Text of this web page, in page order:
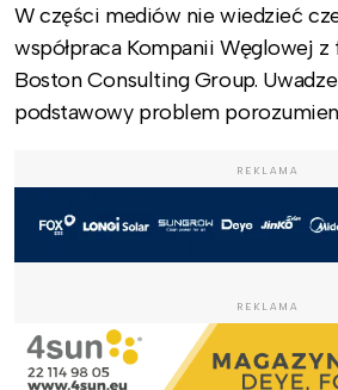
W części mediów nie wiedzieć
współpraca Kompanii Węglowej
Boston Consulting Group. Uwadze
podstawowy problem
REKLAMA
REKLAMA